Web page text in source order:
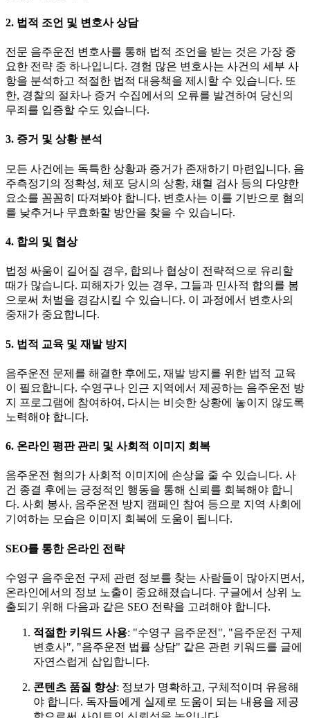
2. 법적 조언 및 변호사 상담
전문 음주운전 변호사를 통해 법적 조언을 받는 것은 가장 중
요한 전략 중 하나입니다. 경험 많은 변호사는 사건의 세부 사
항을 분석하고 적절한 법적 대응책을 제시할 수 있습니다. 또
한, 경찰의 절차나 증거 수집에서의 오류를 발견하여 당신의
무죄를 입증할 수도 있습니다.
3. 증거 및 상황 분석
모든 사건에는 독특한 상황과 증거가 존재하기 마련입니다. 음
주측정기의 정확성, 체포 당시의 상황, 채혈 검사 등의 다양한
요소를 꼼꼼히 따져봐야 합니다. 변호사는 이를 기반으로 혐의
를 낮추거나 무효화할 방안을 찾을 수 있습니다.
4. 합의 및 협상
법정 싸움이 길어질 경우, 합의나 협상이 전략적으로 유리할
때가 많습니다. 피해자가 있는 경우, 그들과 민사적 합의를 봄
으로써 처벌을 경감시킬 수 있습니다. 이 과정에서 변호사의
중재가 중요합니다.
5. 법적 교육 및 재발 방지
음주운전 문제를 해결한 후에도, 재발 방지를 위한 법적 교육
이 필요합니다. 수영구나 인근 지역에서 제공하는 음주운전 방
지 프로그램에 참여하여, 다시는 비슷한 상황에 놓이지 않도록
노력해야 합니다.
6. 온라인 평판 관리 및 사회적 이미지 회복
음주운전 혐의가 사회적 이미지에 손상을 줄 수 있습니다. 사
건 종결 후에는 긍정적인 행동을 통해 신뢰를 회복해야 합니
다. 사회 봉사, 음주운전 방지 캠페인 참여 등으로 지역 사회에
기여하는 모습은 이미지 회복에 도움이 됩니다.
SEO를 통한 온라인 전략
수영구 음주운전 구제 관련 정보를 찾는 사람들이 많아지면서,
온라인에서의 정보 노출이 중요해졌습니다. 구글에서 상위 노
출되기 위해 다음과 같은 SEO 전략을 고려해야 합니다.
적절한 키워드 사용: "수영구 음주운전", "음주운전 구제
변호사", "음주운전 법률 상담" 같은 관련 키워드를 글에
자연스럽게 삽입합니다.
콘텐츠 품질 향상: 정보가 명확하고, 구체적이며 유용해
야 합니다. 독자들에게 실제로 도움이 되는 내용을 제공